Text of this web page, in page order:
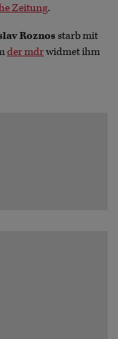
Zeitung.
Roznosstarb mit
der mdrwidmet ihm